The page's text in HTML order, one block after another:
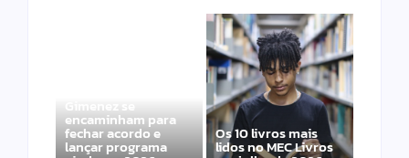
Gimenez se
encaminham para
fechar acordo e
lançar programa
Os 10 livros mais
lidos no MEC Livros